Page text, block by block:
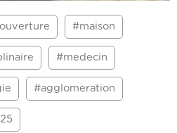
#maison
#medecin
#agglomeration